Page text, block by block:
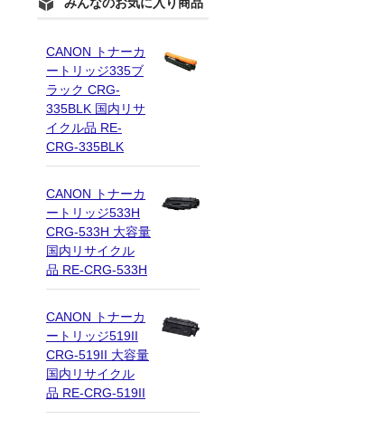
CANON トナーカ
ートリッジ335ブ
ラック CRG-
335BLK 国内リサ
イクル品 RE-
CRG-335BLK
CANON トナーカ
ートリッジ533H
CRG-533H 大容量
国内リサイクル
品 RE-CRG-533H
CANON トナーカ
ートリッジ519II
CRG-519II 大容量
国内リサイクル
品 RE-CRG-519II